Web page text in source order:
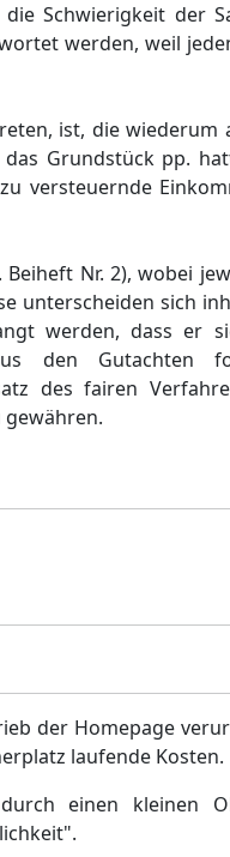
Schwierigkeit der
werden, weil
ist, die wiederum
Grundstück pp.
versteuernde
Nr. 2), wobei
unterscheiden sich
werden, dass er
den Gutachten
des fairen
der Homepage
laufende Kosten.
einen kleinen